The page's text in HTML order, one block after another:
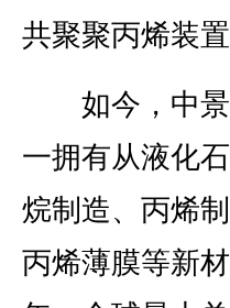
共聚聚丙烯装
如今，中景
一拥有从液化
烷制造、丙烯
丙烯薄膜等新